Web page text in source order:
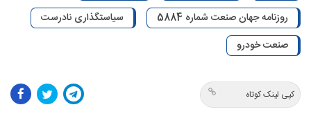
روزنامه جهان صنعت شماره 5884
سیاستگذاری نادرست
صنعت خودرو
کپی لینک کوتاه